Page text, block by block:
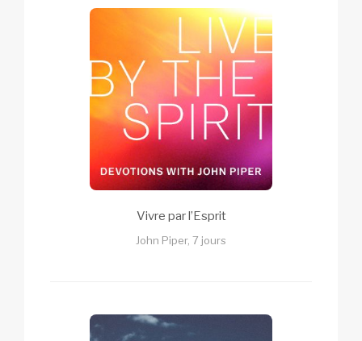
Vivre par l’Esprit
John Piper, 7 jours